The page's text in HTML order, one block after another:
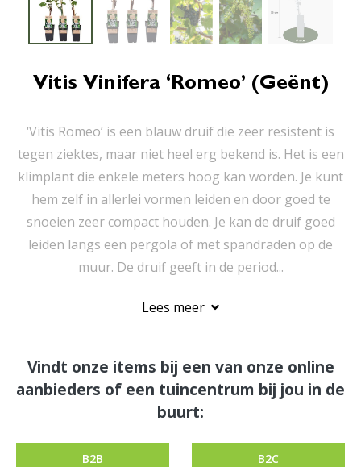
Vitis Vinifera ‘Romeo’ (geënt)
‘Vitis Romeo’ is een blauw druif die zeer resistent is
tegen ziektes, maar niet heel erg bekend is. Het is een
klimplant die enkele meters hoog kan worden. Je kunt
hem zelf in allerlei vormen leiden en door goed te
snoeien zeer compact houden. Je kan de druif goed
leiden langs een pergola of met spandraden op de
muur. De druif geeft in de period...
Lees meer
Vindt onze items bij een van onze online
aanbieders of een tuincentrum bij jou in de
buurt:
B2B B2C